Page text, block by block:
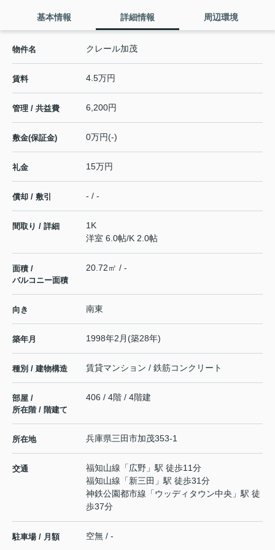
基本情報 詳細情報 周辺環境
物件名 クレール加茂
賃料 4.5万円
管理 / 共益費 6,200円
敷金(保証金) 0万円(-)
礼金 15万円
償却 / 敷引 - / -
間取り / 詳細
1K
洋室 6.0帖/K 2.0帖
面積 /
バルコニー面積
20.72㎡ / -
向き 南東
築年月 1998年2月(築28年)
種別 / 建物構造 賃貸マンション / 鉄筋コンクリート
部屋 /
所在階 / 階建て
406 / 4階 / 4階建
所在地 兵庫県三田市加茂353-1
交通 福知山線 「広野 」駅 徒歩11分
福知山線 「新三田 」駅 徒歩31分
神鉄公園都市線 「ウッディタウン中央 」駅 徒
歩37分
駐車場 / 月額 空無 / -